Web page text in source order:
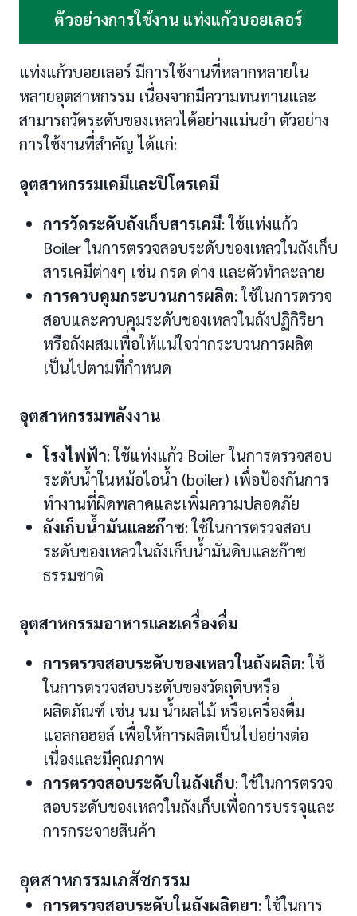
ตัวอย่างการใช้งาน แท่งแก้วบอยเลอร์
แท่งแก้วบอยเลอร์ มีการใช้งานที่หลากหลายใน
หลายอุตสาหกรรม เนื่องจากมีความทนทานและ
สามารถวัดระดับของเหลวได้อย่างแม่นยำ ตัวอย่าง
การใช้งานที่สำคัญ ได้แก่:
อุตสาหกรรมเคมีและปิโตรเคมี
การวัดระดับถังเก็บสารเคมี: ใช้แท่งแก้ว
Boiler ในการตรวจสอบระดับของเหลวในถังเก็บ
สารเคมีต่างๆ เช่น กรด ด่าง และตัวทำละลาย
การควบคุมกระบวนการผลิต: ใช้ในการตรวจ
สอบและควบคุมระดับของเหลวในถังปฏิกิริยา
หรือถังผสมเพื่อให้แน่ใจว่ากระบวนการผลิต
เป็นไปตามที่กำหนด
อุตสาหกรรมพลังงาน
โรงไฟฟ้า: ใช้แท่งแก้ว Boiler ในการตรวจสอบ
ระดับน้ำในหม้อไอน้ำ (boiler) เพื่อป้องกันการ
ทำงานที่ผิดพลาดและเพิ่มความปลอดภัย
ถังเก็บน้ำมันและก๊าซ: ใช้ในการตรวจสอบ
ระดับของเหลวในถังเก็บน้ำมันดิบและก๊าซ
ธรรมชาติ
อุตสาหกรรมอาหารและเครื่องดื่ม
การตรวจสอบระดับของเหลวในถังผลิต: ใช้
ในการตรวจสอบระดับของวัตถุดิบหรือ
ผลิตภัณฑ์ เช่น นม น้ำผลไม้ หรือเครื่องดื่ม
แอลกอฮอล์ เพื่อให้การผลิตเป็นไปอย่างต่อ
เนื่องและมีคุณภาพ
การตรวจสอบระดับในถังเก็บ: ใช้ในการตรวจ
สอบระดับของเหลวในถังเก็บเพื่อการบรรจุและ
การกระจายสินค้า
อุตสาหกรรมเภสัชกรรม
การตรวจสอบระดับในถังผลิตยา: ใช้ในการ